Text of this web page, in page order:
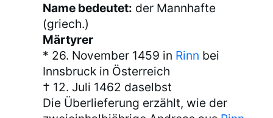
Name bedeutet: der Mannhafte
(griech.)
Märtyrer
* 26. November 1459 in Rinn bei
Innsbruck in Österreich
† 12. Juli 1462 daselbst
Die Überlieferung erzählt, wie der